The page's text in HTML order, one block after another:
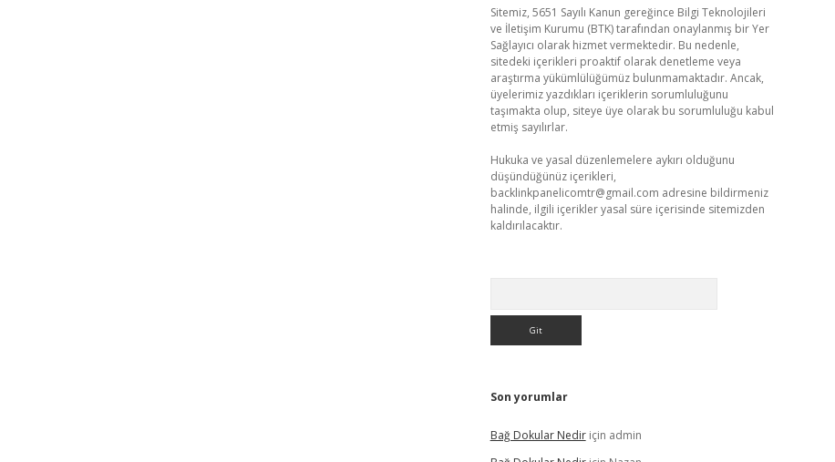
Sitemiz, 5651 Sayılı Kanun gereğince Bilgi Teknolojileri
ve İletişim Kurumu (BTK) tarafından onaylanmış bir Yer
Sağlayıcı olarak hizmet vermektedir. Bu nedenle,
sitedeki içerikleri proaktif olarak denetleme veya
araştırma yükümlülüğümüz bulunmamaktadır. Ancak,
üyelerimiz yazdıkları içeriklerin sorumluluğunu
taşımakta olup, siteye üye olarak bu sorumluluğu kabul
etmiş sayılırlar.
Hukuka ve yasal düzenlemelere aykırı olduğunu
düşündüğünüz içerikleri,
backlinkpanelicomtr@gmail.com adresine bildirmeniz
halinde, ilgili içerikler yasal süre içerisinde sitemizden
kaldırılacaktır.
Son yorumlar
Bağ Dokular Nediriçin admin